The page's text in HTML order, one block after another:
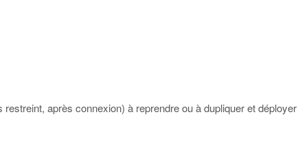
après connexion) à reprendre ou à dupliquer et